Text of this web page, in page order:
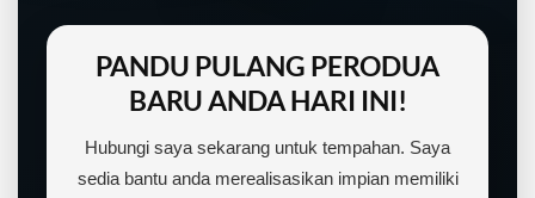
PANDU PULANG PERODUA
BARU ANDA HARI INI!
Hubungi saya sekarang untuk tempahan. Saya
sedia bantu anda merealisasikan impian memiliki